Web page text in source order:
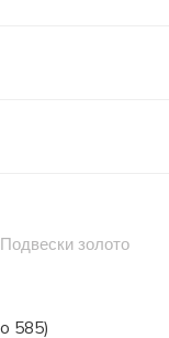
Подвески золото